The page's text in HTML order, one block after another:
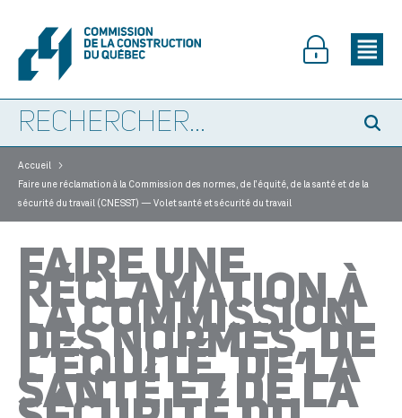
Accueil >
Faire une réclamation à la Commission des normes, de l’équité, de la santé et de la
sécurité du travail (CNESST) — Volet santé et sécurité du travail
FAIRE UNE
RÉCLAMATION À
LA COMMISSION
DES NORMES, DE
L’ÉQUITÉ, DE LA
SANTÉ ET DE LA